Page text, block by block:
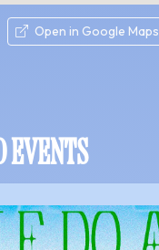
Open in Google Maps
EVENTS